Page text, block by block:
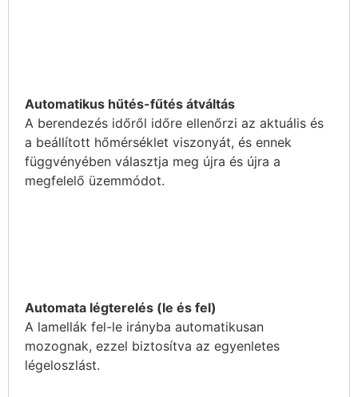
Automatikus hűtés-fűtés átváltás
A berendezés időről időre ellenőrzi az aktuális és
a beállított hőmérséklet viszonyát, és ennek
függvényében választja meg újra és újra a
megfelelő üzemmódot.
Automata légterelés (le és fel)
A lamellák fel-le irányba automatikusan
mozognak, ezzel biztosítva az egyenletes
légeloszlást.